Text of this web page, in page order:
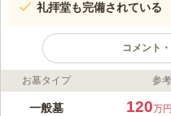
礼拝堂も完備されている
コメント
ライフドット編集部のコメント
住宅街の中に溶け込む
お墓タイプ 参
一般墓 120万